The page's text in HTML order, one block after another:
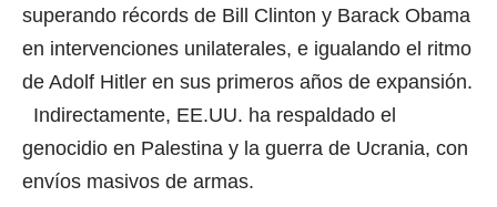
superando récords de Bill Clinton y Barack Obama
en intervenciones unilaterales, e igualando el ritmo
de Adolf Hitler en sus primeros años de expansión.
Indirectamente, EE.UU. ha respaldado el
genocidio en Palestina y la guerra de Ucrania, con
envíos masivos de armas.